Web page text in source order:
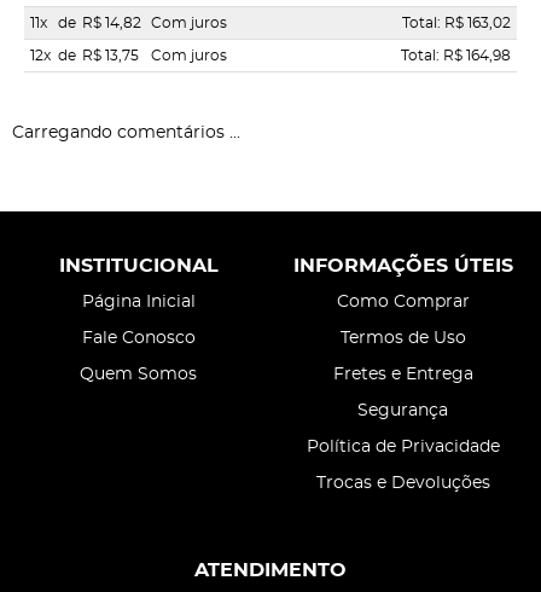
11x de R$ 14,82 Com juros Total: R$ 163,02
12x de R$ 13,75 Com juros Total: R$ 164,98
Carregando comentários ...
INSTITUCIONAL
Página Inicial
Fale Conosco
Quem Somos
INFORMAÇÕES ÚTEIS
Como Comprar
Termos de Uso
Fretes e Entrega
Segurança
Política de Privacidade
Trocas e Devoluções
ATENDIMENTO